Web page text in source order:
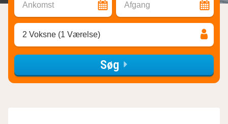
Ankomst Afgang
2 Voksne (1 Værelse)
Søg